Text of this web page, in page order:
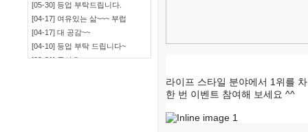
115.♡.135.198
46.♡.168.139
[05-30] 등업 부탁드립니다.
[04-17] 여유있는 삶~~~ 부럽
[04-17] 대 공감~~
[04-10] 등업 부탁 드립니다~
[03-21] 좋아요
라이프 스타일 분야에서 1위를
한 번 이벤트 참여해 보세요 ^^